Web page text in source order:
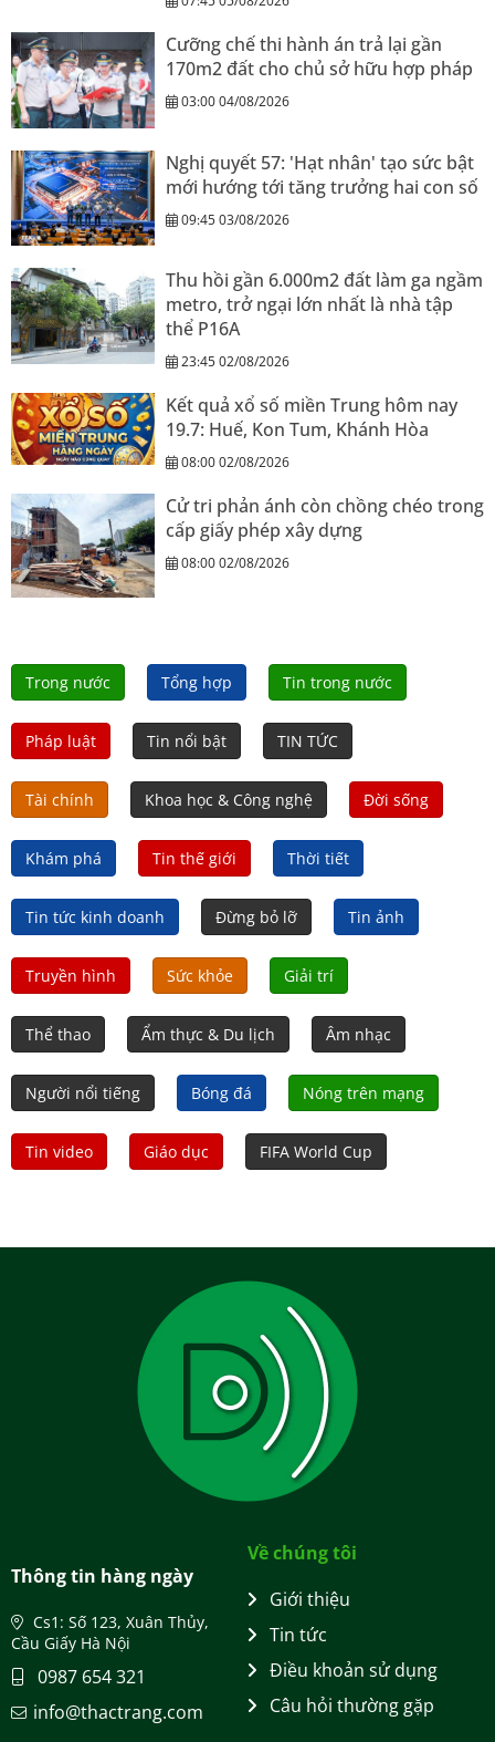
Cưỡng chế thi hành án trả lại gần
170m2 đất cho chủ sở hữu hợp pháp
03:00 04/08/2026
Nghị quyết 57: 'Hạt nhân' tạo sức bật
mới hướng tới tăng trưởng hai con số
09:45 03/08/2026
Thu hồi gần 6.000m2 đất làm ga ngầm
metro, trở ngại lớn nhất là nhà tập
thể P16A
23:45 02/08/2026
Kết quả xổ số miền Trung hôm nay
19.7: Huế, Kon Tum, Khánh Hòa
08:00 02/08/2026
Cử tri phản ánh còn chồng chéo trong
cấp giấy phép xây dựng
08:00 02/08/2026
Trong nước Tổng hợp Tin trong nước
Pháp luật Tin nổi bật TIN TỨC
Tài chính Khoa học & Công nghệ Đời sống
Khám phá Tin thế giới Thời tiết
Tin tức kinh doanh Đừng bỏ lỡ Tin ảnh
Truyền hình Sức khỏe Giải trí
Thể thao Ẩm thực & Du lịch Âm nhạc
Người nổi tiếng Bóng đá Nóng trên mạng
Tin video Giáo dục FIFA World Cup
Thông tin hàng ngày
Cs1: Số 123, Xuân Thủy,
Cầu Giấy Hà Nội
0987 654 321
info@thactrang.com
Về chúng tôi
Giới thiệu
Tin tức
Điều khoản sử dụng
Câu hỏi thường gặp